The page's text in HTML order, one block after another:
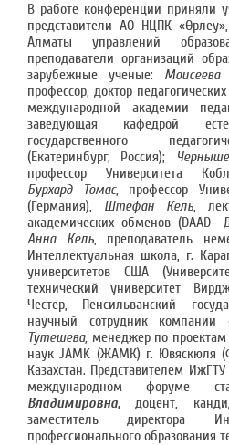
В работе конференции приняли
представители АО НЦПК
Алматы управлений
преподаватели организаций
зарубежные ученые:
профессор, доктор
международной академии
заведующая кафедрой
государственного
(Екатеринбург, Россия);
профессор Университета
Бурхард Томас, профессор
(Германия), Штефан Кель,
академических обменов (DAAD-
Анна Кель, преподаватель
Интеллектуальная школа, г.
университетов США
технический университет
Честер, Пенсильванский
научный сотрудник
Тутешева, менеджер по
наук JAMK (ЖАМК) г. Ювяскюля
Казахстан. Представителем
международном форуме
Владимировна,доцент,
заместитель директора
профессионального образования